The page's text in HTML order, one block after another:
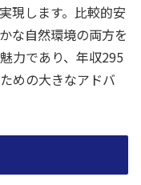
現します。比較的安
な自然環境の両方を
力であり、年収295
めの大きなアドバ